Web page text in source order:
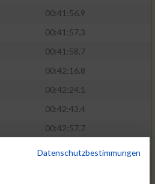
00:41:56.9
00:41:57.3
00:41:58.7
00:42:16.8
00:42:24.1
00:42:43.4
00:42:57.7
Datenschutzbestimmungen